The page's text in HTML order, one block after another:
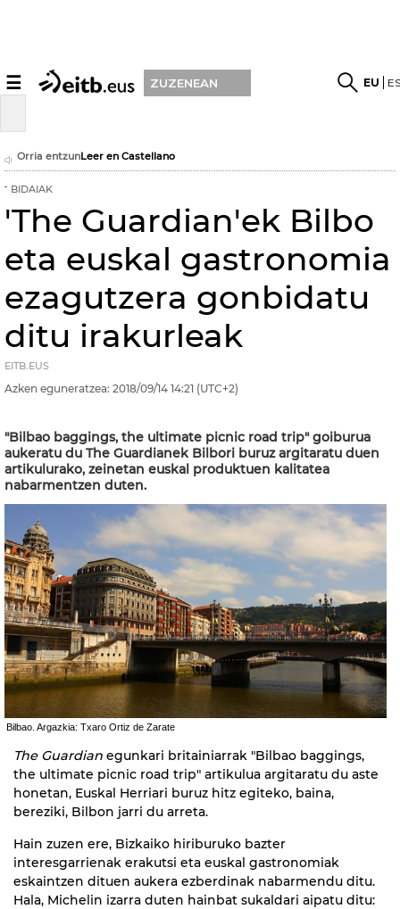
☰ ZUZENEAN EU
Orria entzunLeer en Castellano
BIDAIAK
'The Guardian'ek Bilbo
eta euskal gastronomia
ezagutzera gonbidatu
ditu irakurleak
EITB.EUS
Azken eguneratzea: 2018/09/14 14:21 (UTC+2)
"Bilbao baggings, the ultimate picnic road trip" goiburua
aukeratu du The Guardianek Bilbori buruz argitaratu duen
artikulurako, zeinetan euskal produktuen kalitatea
nabarmentzen duten.
Bilbao. Argazkia: Txaro Ortiz de Zarate
The Guardian egunkari britainiarrak "Bilbao baggings,
the ultimate picnic road trip" artikulua argitaratu du aste
honetan, Euskal Herriari buruz hitz egiteko, baina,
bereziki, Bilbon jarri du arreta.
Hain zuzen ere, Bizkaiko hiriburuko bazter
interesgarrienak erakutsi eta euskal gastronomiak
eskaintzen dituen aukera ezberdinak nabarmendu ditu.
Hala, Michelin izarra duten hainbat sukaldari aipatu ditu: